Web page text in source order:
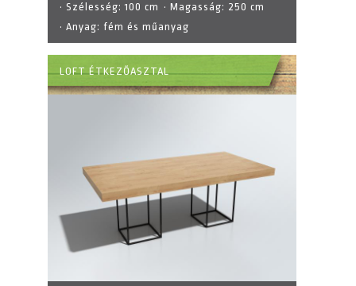
· Szélesség:100 cm · Magasság: 250 cm
· Anyag: fém és műanyag
LOFT ÉTKEZŐASZTAL